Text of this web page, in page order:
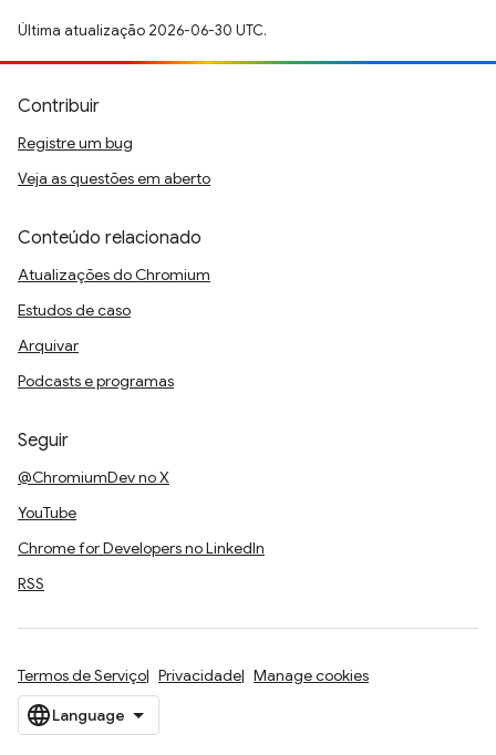
Última atualização 2026-06-30 UTC.
Contribuir
Registre um bug
Veja as questões em aberto
Conteúdo relacionado
Atualizações do Chromium
Estudos de caso
Arquivar
Podcasts e programas
Seguir
@ChromiumDev no X
YouTube
Chrome for Developers no LinkedIn
RSS
Termos de Serviço Privacidade Manage cookies